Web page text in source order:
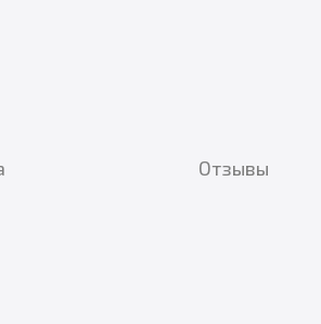
Отзывы